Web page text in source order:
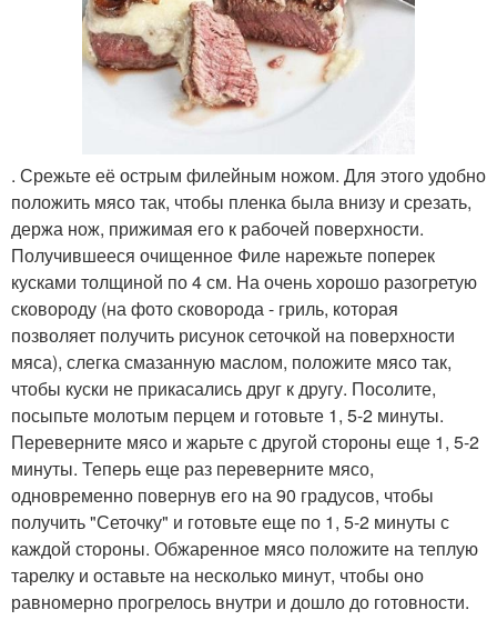
. Срежьте её острым филейным ножом. Для этого удобно
положить мясо так, чтобы пленка была внизу и срезать,
держа нож, прижимая его к рабочей поверхности.
Получившееся очищенное Филе нарежьте поперек
кусками толщиной по 4 см. На очень хорошо разогретую
сковороду (на фото сковорода - гриль, которая
позволяет получить рисунок сеточкой на поверхности
мяса), слегка смазанную маслом, положите мясо так,
чтобы куски не прикасались друг к другу. Посолите,
посыпьте молотым перцем и готовьте 1, 5-2 минуты.
Переверните мясо и жарьте с другой стороны еще 1, 5-2
минуты. Теперь еще раз переверните мясо,
одновременно повернув его на 90 градусов, чтобы
получить "Сеточку" и готовьте еще по 1, 5-2 минуты с
каждой стороны. Обжаренное мясо положите на теплую
тарелку и оставьте на несколько минут, чтобы оно
равномерно прогрелось внутри и дошло до готовности.